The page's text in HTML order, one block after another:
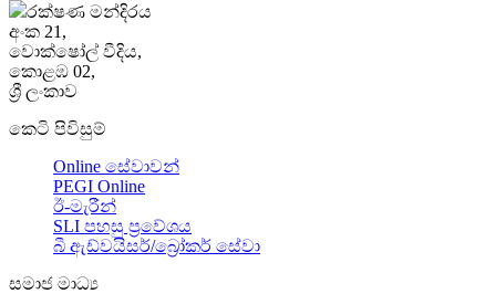
රක්ෂණ මන්දිරය
අංක 21,
වොක්ෂෝල් වීදිය,
කොළඹ 02,
ශ්‍රී ලංකාව
කෙටි පිවිසුම්
Online සේවාවන්
PEGI Online
ඊ-මැරීන්
SLI පහසු ප්‍රවේශය
බී ඇඩ්වයිසර්/බ්‍රෝකර් සේවා
සමාජ මාධ්‍ය